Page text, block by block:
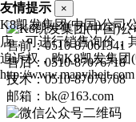
售前：0510-87061341
售后：0510-87076718
技术：0510-87076708
邮箱：bk@163.com
友情提示 ×
K8凯发集团(中国)公司
店，可进行销售询价，
追诉权，购K8凯发集团
http://www.manyihejt.com